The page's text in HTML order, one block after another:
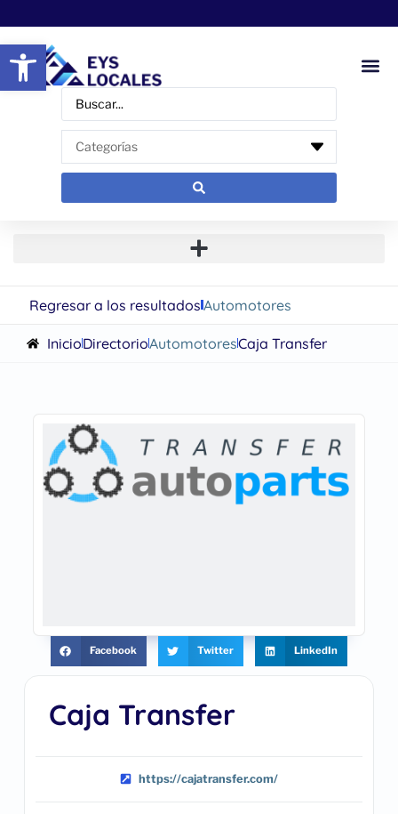
Abrir barra de herramientas
Regresar a los resultadosAutomotores
InicioDirectorioAutomotoresCaja Transfer
Caja Transfer
https://cajatransfer.com/
Facebook Twitter LinkedIn